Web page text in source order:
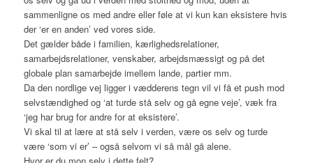
sammenligne os med andre eller føle at vi kun kan eksistere hvis
der ‘er en anden’ ved vores side.
Det gælder både i familien, kærlighedsrelationer,
samarbejdsrelationer, venskaber, arbejdsmæssigt og på det
globale plan samarbejde imellem lande, partier mm.
Da den nordlige vej ligger i vædderens tegn vil vi få et push mod
selvstændighed og ‘at turde stå selv og gå egne veje’, væk fra
‘jeg har brug for andre for at eksistere’.
Vi skal til at lære at stå selv i verden, være os selv og turde
være ‘som vi er’ – også selvom vi så mål gå alene.